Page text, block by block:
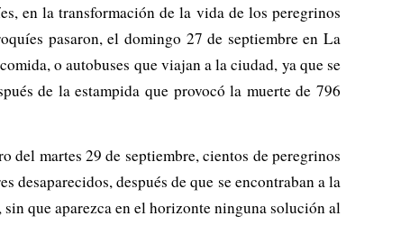
en la transformación de la vida de los peregrinos
pasaron, el domingo 27 de septiembre en La
o autobuses que viajan a la ciudad, ya que se
de la estampida que provocó la muerte de 796
martes 29 de septiembre, cientos de peregrinos
después de que se encontraban a la
que aparezca en el horizonte ninguna solución al